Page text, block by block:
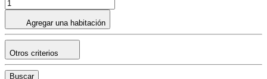
Agregar una habitación
Otros criterios
Buscar